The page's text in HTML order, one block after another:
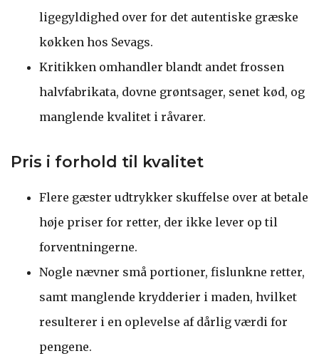
ligegyldighed over for det autentiske græske
køkken hos Sevags.
Kritikken omhandler blandt andet frossen
halvfabrikata, dovne grøntsager, senet kød, og
manglende kvalitet i råvarer.
Pris i forhold til kvalitet
Flere gæster udtrykker skuffelse over at betale
høje priser for retter, der ikke lever op til
forventningerne.
Nogle nævner små portioner, fislunkne retter,
samt manglende krydderier i maden, hvilket
resulterer i en oplevelse af dårlig værdi for
pengene.